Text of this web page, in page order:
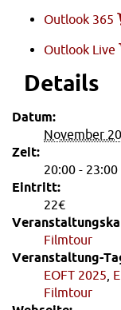
Outlook 365
Outlook Live
Details
Datum:
November
Zeit:
20:00 - 23:00
Eintritt:
22€
Filmtour
Veranstaltung-
EOFT 2025
Filmtour